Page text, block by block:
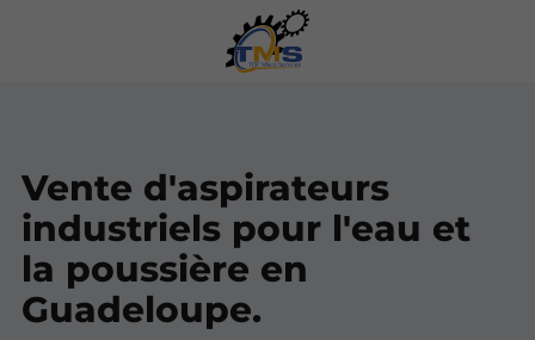
Vente d'aspirateurs
industriels pour l'eau et
la poussière en
Guadeloupe.